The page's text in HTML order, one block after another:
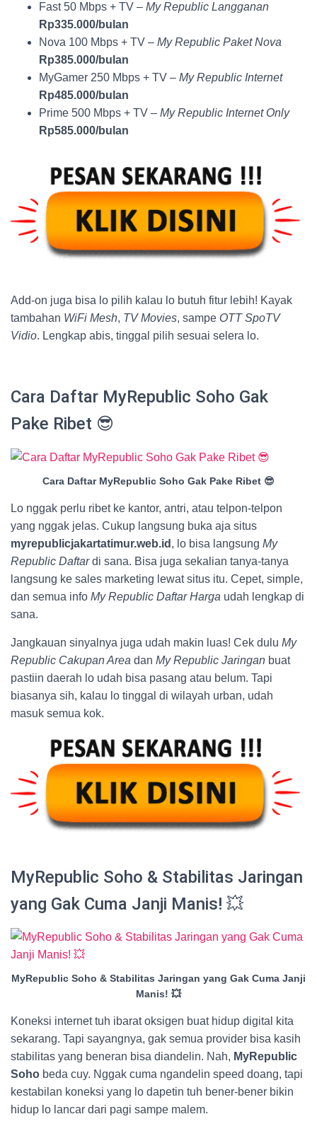
Fast 50 Mbps + TV – My Republic Langganan
Rp335.000/bulan
Nova 100 Mbps + TV – My Republic Paket Nova
Rp385.000/bulan
MyGamer 250 Mbps + TV – My Republic Internet
Rp485.000/bulan
Prime 500 Mbps + TV – My Republic Internet Only
Rp585.000/bulan
Add-on juga bisa lo pilih kalau lo butuh fitur lebih! Kayak
tambahan WiFi Mesh, TV Movies, sampe OTT SpoTV
Vidio. Lengkap abis, tinggal pilih sesuai selera lo.
Cara Daftar MyRepublic Soho Gak
Pake Ribet 😎
Cara Daftar MyRepublic Soho Gak Pake Ribet 😎
Lo nggak perlu ribet ke kantor, antri, atau telpon-telpon
yang nggak jelas. Cukup langsung buka aja situs
myrepublicjakartatimur.web.id , lo bisa langsung My
Republic Daftardi sana. Bisa juga sekalian tanya-tanya
langsung ke sales marketing lewat situs itu. Cepet, simple,
dan semua info My Republic Daftar Harga udah lengkap di
sana.
Jangkauan sinyalnya juga udah makin luas! Cek dulu My
Republic Cakupan Area dan My Republic Jaringan buat
pastiin daerah lo udah bisa pasang atau belum. Tapi
biasanya sih, kalau lo tinggal di wilayah urban, udah
masuk semua kok.
MyRepublic Soho & Stabilitas Jaringan
yang Gak Cuma Janji Manis! 💥
MyRepublic Soho & Stabilitas Jaringan yang Gak Cuma Janji
Manis! 💥
Koneksi internet tuh ibarat oksigen buat hidup digital kita
sekarang. Tapi sayangnya, gak semua provider bisa kasih
stabilitas yang beneran bisa diandelin. Nah, MyRepublic
Soho beda cuy. Nggak cuma ngandelin speed doang, tapi
kestabilan koneksi yang lo dapetin tuh bener-bener bikin
hidup lo lancar dari pagi sampe malem.